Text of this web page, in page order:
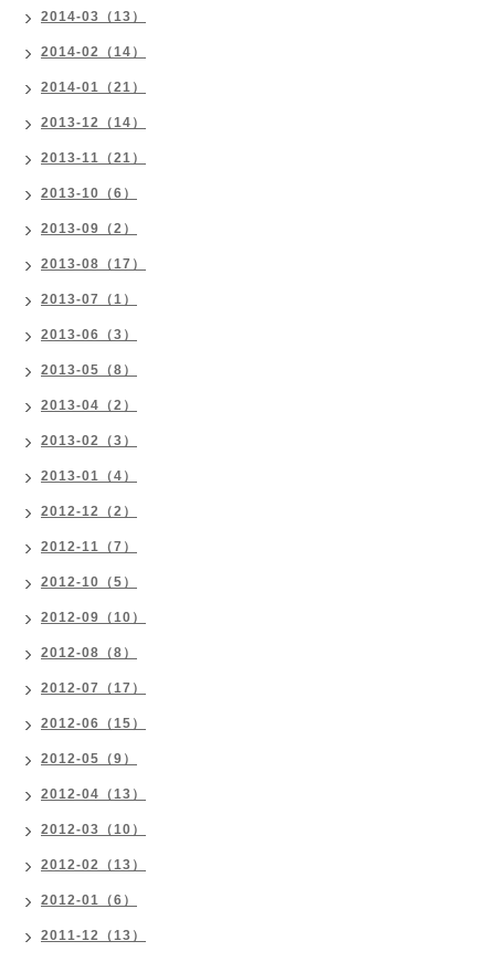
2014-03（13）
2014-02（14）
2014-01（21）
2013-12（14）
2013-11（21）
2013-10（6）
2013-09（2）
2013-08（17）
2013-07（1）
2013-06（3）
2013-05（8）
2013-04（2）
2013-02（3）
2013-01（4）
2012-12（2）
2012-11（7）
2012-10（5）
2012-09（10）
2012-08（8）
2012-07（17）
2012-06（15）
2012-05（9）
2012-04（13）
2012-03（10）
2012-02（13）
2012-01（6）
2011-12（13）